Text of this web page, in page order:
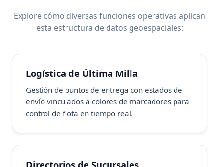
Explore cómo diversas funciones operativas aplican
esta estructura de datos geoespaciales:
Logística de Última Milla
Gestión de puntos de entrega con estados de
envío vinculados a colores de marcadores para
control de flota en tiempo real.
Directorios de Sucursales